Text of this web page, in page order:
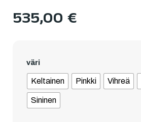
535,00 €
väri
Keltainen Pinkki Vihreä
Sininen